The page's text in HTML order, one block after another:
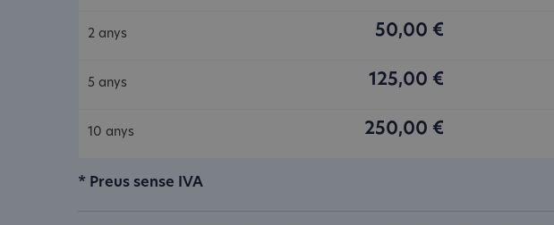
2 anys 50,00 €
5 anys 125,00 €
10 anys 250,00 €
* Preus sense IVA